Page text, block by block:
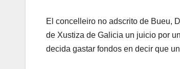
El concelleiro no adscrito de Bueu,
de Xustiza de Galicia un juicio por
decida gastar fondos en decir que